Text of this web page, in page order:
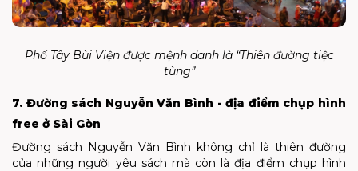
Phố Tây Bùi Viện được mệnh danh là “Thiên đường tiệc
tùng”
7. Đường sách Nguyễn Văn Bình - địa điểm chụp hình
free ở Sài Gòn
Đường sách Nguyễn Văn Bình không chỉ là thiên đường
của những người yêu sách mà còn là địa điểm chụp hình